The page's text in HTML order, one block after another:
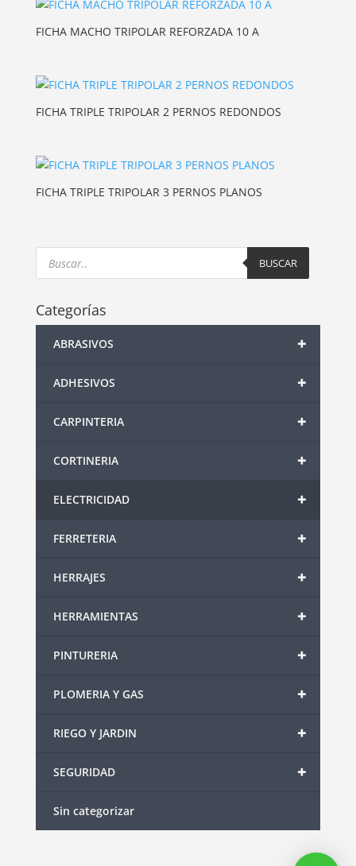
FICHA MACHO TRIPOLAR REFORZADA 10 A
FICHA TRIPLE TRIPOLAR 2 PERNOS REDONDOS
FICHA TRIPLE TRIPOLAR 3 PERNOS PLANOS
Products
search BUSCAR
Categorías
+
ABRASIVOS
+
ADHESIVOS
+
CARPINTERIA
+
CORTINERIA
+
ELECTRICIDAD
+
FERRETERIA
+
HERRAJES
+
HERRAMIENTAS
+
PINTURERIA
+
PLOMERIA Y GAS
+
RIEGO Y JARDIN
+
SEGURIDAD
Sin categorizar